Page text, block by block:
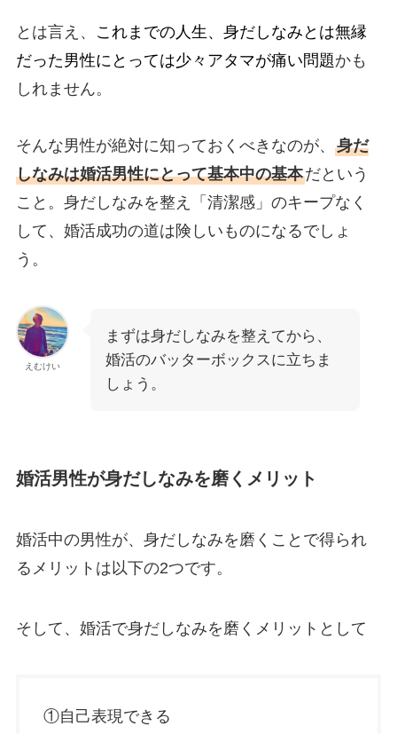
とは言え、
これまでの人生、身だしなみとは無縁
だった男性にとっては少々アタマが痛い問題かも
しれません。
そんな男性が絶対に知っておくべきなのが、 身だ
しなみは婚活男性にとって基本中の基本だという
こと。身だしなみを整え「清潔感」のキープなく
して、婚活成功の道は険しいものになるでしょ
う。
えむけい
まずは身だしなみを整えてから、
婚活のバッターボックスに立ちま
しょう。
婚活男性が身だしなみを磨くメリット
婚活中の男性が、身だしなみを磨くことで得られ
る メリットは以下の2つです。
そして、婚活で身だしなみを磨くメリットとして
①自己表現できる